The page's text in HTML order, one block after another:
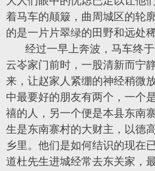
着马车的颠簸，曲周城区的轮
的是一片片翠绿的田野和远处
经过一早上奔波，马车终
云岺家门前时，一股清新而宁
来，让赵家人紧绷的神经稍微
中最要好的朋友有两个，一个
禧的人，另一个便是本县东南
生是东南寨村的大财主，以德
乡里。他们是如何结识的现在
道杜先生进城经常去东关家，